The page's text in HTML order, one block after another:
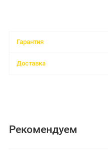
Гарантия
Доставка
Рекомендуем